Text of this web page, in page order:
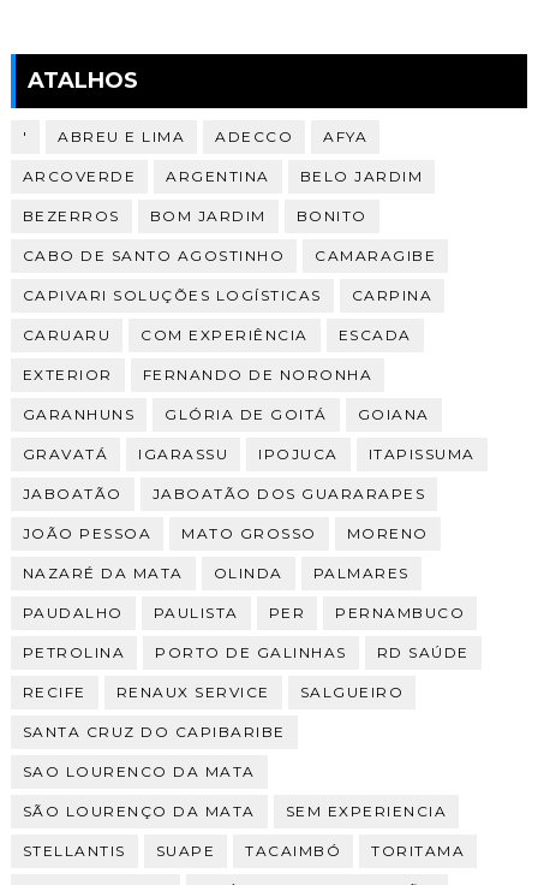
ATALHOS
' ABREU E LIMA ADECCO AFYA
ARCOVERDE ARGENTINA BELO JARDIM
BEZERROS BOM JARDIM BONITO
CABO DE SANTO AGOSTINHO CAMARAGIBE
CAPIVARI SOLUÇÕES LOGÍSTICAS CARPINA
CARUARU COM EXPERIÊNCIA ESCADA
EXTERIOR FERNANDO DE NORONHA
GARANHUNS GLÓRIA DE GOITÁ GOIANA
GRAVATÁ IGARASSU IPOJUCA ITAPISSUMA
JABOATÃO JABOATÃO DOS GUARARAPES
JOÃO PESSOA MATO GROSSO MORENO
NAZARÉ DA MATA OLINDA PALMARES
PAUDALHO PAULISTA PER PERNAMBUCO
PETROLINA PORTO DE GALINHAS RD SAÚDE
RECIFE RENAUX SERVICE SALGUEIRO
SANTA CRUZ DO CAPIBARIBE
SAO LOURENCO DA MATA
SÃO LOURENÇO DA MATA SEM EXPERIENCIA
STELLANTIS SUAPE TACAIMBÓ TORITAMA